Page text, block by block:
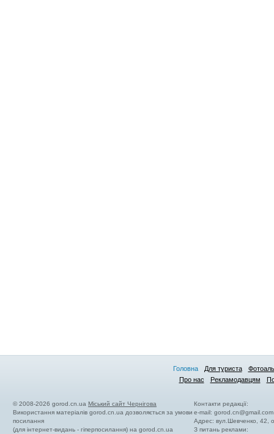
Головна Для туриста
Про нас
Рекламодавцям
© 2008-2026 gorod.cn.ua Міський сайт Чернігова
Використання матеріалів gorod.cn.ua дозволяється за умови
посилання
(для інтернет-видань - гіперпосилання) на gorod.cn.ua
Контакти редакції:
e-mail:gorod.cn@gmail.com
Адрес: вул.Шевченко, 42,
З питань реклами: